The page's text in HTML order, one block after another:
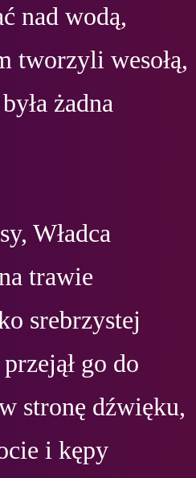
nad wodą,
tworzyli wesołą,
żadna
Władca
trawie
srebrzystej
go do
stronę dźwięku,
i kępy